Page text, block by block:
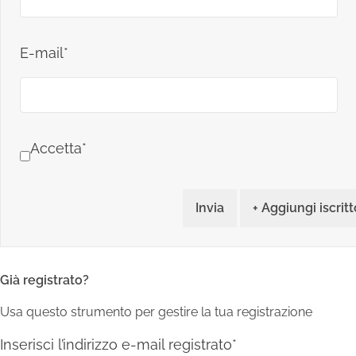
E-mail*
Accetta*
Invia + Aggiungi
Già registrato?
Usa questo strumento per gestire la tua registrazione
Inserisci l’indirizzo e-mail registrato*